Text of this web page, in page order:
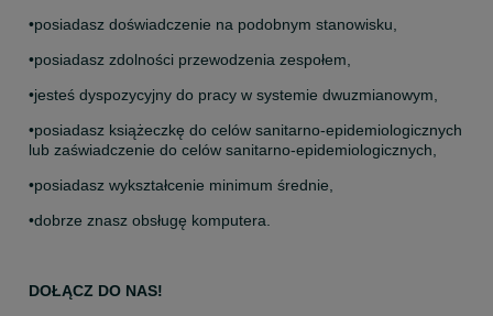
•posiadasz doświadczenie na podobnym stanowisku,
•posiadasz zdolności przewodzenia zespołem,
•jesteś dyspozycyjny do pracy w systemie dwuzmianowym,
•posiadasz książeczkę do celów sanitarno-epidemiologicznych
lub zaświadczenie do celów sanitarno-epidemiologicznych,
•posiadasz wykształcenie minimum średnie,
•dobrze znasz obsługę komputera.
DOŁĄCZ DO NAS!